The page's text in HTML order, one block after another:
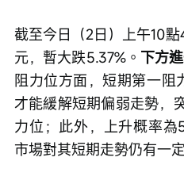
截至今日（2日）上午10
元，暫大跌5.37%。 下方
阻力位方面，短期第一阻
才能緩解短期偏弱走勢，
力位；此外，上升概率
市場對其短期走勢仍有一